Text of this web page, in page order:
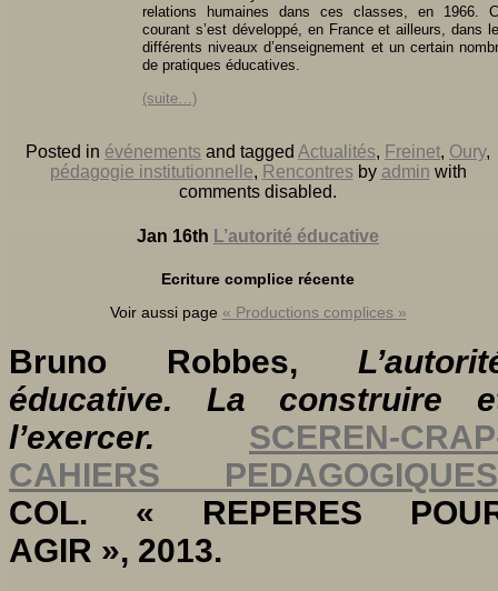
relations humaines dans ces classes, en 1966.
courant s’est développé, en France et ailleurs, dans
différents niveaux d’enseignement et un certain
de pratiques éducatives.
(suite…)
Posted in événements and tagged Actualités, Freinet, Oury,
pédagogie institutionnelle, Rencontresby admin with
comments disabled.
Jan 16th L’autorité éducative
Ecriture complice récente
Voir aussi page « Productions complices »
Bruno Robbes,
éducative. La construire
l’exercer.
SCEREN-
CAHIERS PEDAGOGIQUES
COL. « REPERES
AGIR », 2013.